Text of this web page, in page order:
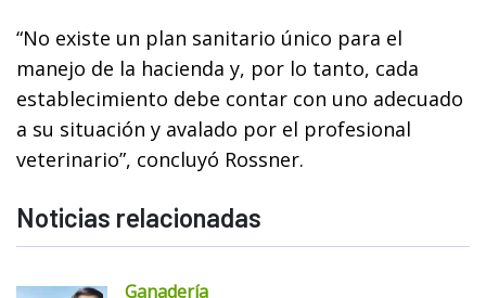
“No existe un plan sanitario único para el
manejo de la hacienda y, por lo tanto, cada
establecimiento debe contar con uno adecuado
a su situación y avalado por el profesional
veterinario”, concluyó Rossner.
Noticias relacionadas
Ganadería